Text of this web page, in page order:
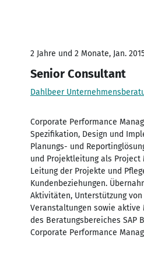
2 Jahre und 2 Monate, Jan.
Senior Consultant
Dahlbeer
Corporate Performance
Spezifikation, Design und
Planungs- und
und Projektleitung als Project
Leitung der Projekte und
Kundenbeziehungen.
Aktivitäten, Unterstützung von
Veranstaltungen sowie aktive
des Beratungsbereiches SAP
Corporate Performance